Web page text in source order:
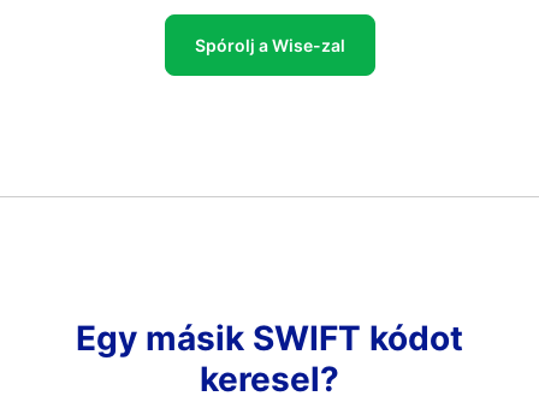
Spórolj a Wise-zal
Egy másik SWIFT kódot
keresel?